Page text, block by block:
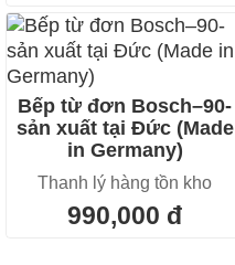
Bếp từ đơn Bosch–90-
sản xuất tại Đức (Made
in Germany)
Thanh lý hàng tồn kho
990,000 đ